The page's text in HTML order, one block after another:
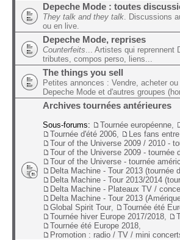
Depeche Mode : toutes
They talk and they talk . Discussions
ou en live.
Depeche Mode, reprises
Counterfeits ... Artistes qui
tributes, compos perso, liens...
The things you sell
Petites annonces : Vendre, acheter
Depeche Mode et d'autres groupes
Archives tournées antérieures
Sous-forums: Tournée européenne
Tournée d'été 2006
Les fans
Tour of the Universe 2009 / 2010 -
Tour of the Universe 2009 - tournée
Tour of the Universe - tournée
Delta Machine - Tour 2013 (tournée
Delta Machine - Tour 2013/2014
Delta Machine - Plateaux TV /
Delta Machine - Tour 2013
Global Spirit Tour
Tournée été
Tournée hiver Europe 2017/2018
Tournée été Europe 2018
Promotion : radio / TV / mini